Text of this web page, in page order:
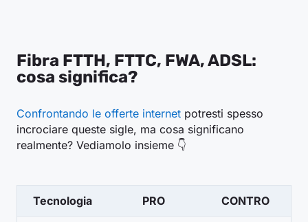
Fibra FTTH, FTTC, FWA, ADSL:
cosa significa?
Confrontando le offerte internet potresti spesso
incrociare queste sigle, ma cosa significano
realmente? Vediamolo insieme 👇
Tecnologia PRO CONTRO